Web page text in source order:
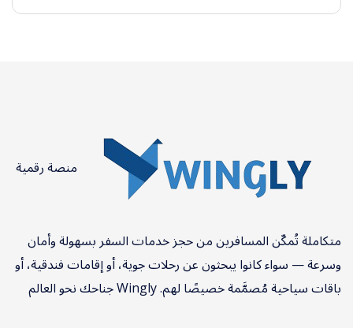
منصة رقمية
متكاملة تُمكّن المسافرين من حجز خدمات السفر بسهولة وأمان
وسرعة — سواء كانوا يبحثون عن رحلات جوية، أو إقامات فندقية، أو
باقات سياحية مُصمَّمة خصيصًا لهم. Wingly جناحك نحو العالم